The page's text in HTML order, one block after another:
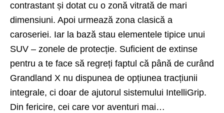
contrastant și dotat cu o zonă vitrată de mari
dimensiuni. Apoi urmează zona clasică a
caroseriei. Iar la bază stau elementele tipice unui
SUV – zonele de protecție. Suficient de extinse
pentru a te face să regreți faptul că până de curând
Grandland X nu dispunea de opțiunea tracțiunii
integrale, ci doar de ajutorul sistemului IntelliGrip.
Din fericire, cei care vor aventuri mai…